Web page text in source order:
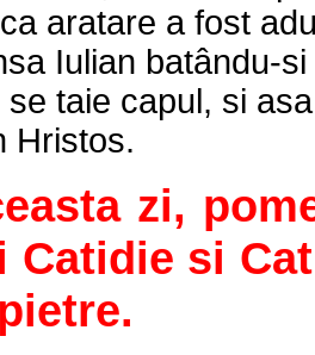
aratare a fost
Iulian batându-
taie capul, si
Hristos.
zi,
Catidie si